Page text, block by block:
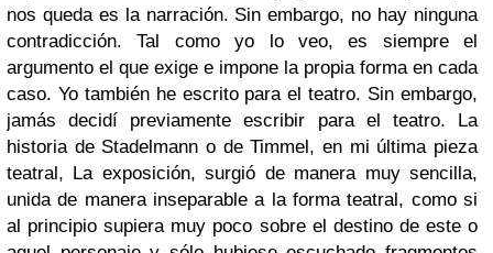
nos queda es la narración. Sin embargo, no hay ninguna
contradicción. Tal como yo lo veo, es siempre el
argumento el que exige e impone la propia forma en cada
caso. Yo también he escrito para el teatro. Sin embargo,
jamás decidí previamente escribir para el teatro. La
historia de Stadelmann o de Timmel, en mi última pieza
teatral, La exposición, surgió de manera muy sencilla,
unida de manera inseparable a la forma teatral, como si
al principio supiera muy poco sobre el destino de este o